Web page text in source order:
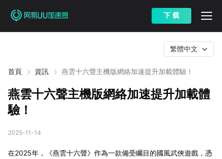
下 载
首頁 資訊 燕雲十六聲主機版網絡加速提升加載體驗！
繁體中文
燕雲十六聲主機版網絡加速提升加載體
驗！
2025-11-14
在2025年，《燕雲十六聲》作為一款備受矚目的國風武俠遊戲，憑